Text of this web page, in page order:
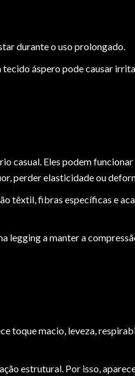
durante o uso prolongado.
áspero pode causar
casual. Eles podem funcionar
perder elasticidade ou
têxtil, fibras específicas e
legging a manter a
toque macio, leveza,
estrutural. Por isso,